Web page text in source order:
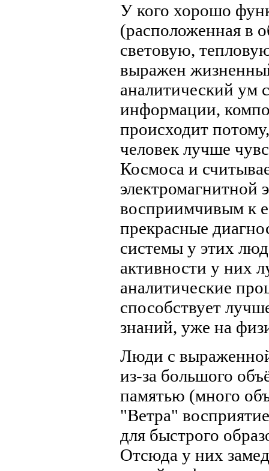
У кого хорошо
(расположенная в
световую,
выражен
аналитический ум
информации,
происходит
человек лучше
Космоса и
электромагнитной
восприимчивым к
прекрасные
системы у этих
активности у них
аналитические
способствует
знаний, уже на
Люди с
из-за большого
памятью (много
"Ветра"
для быстрого
Отсюда у них